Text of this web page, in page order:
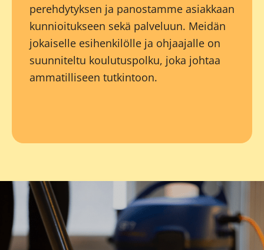
perehdytyksen ja panostamme asiakkaan
kunnioitukseen sekä palveluun. Meidän
jokaiselle esihenkilölle ja ohjaajalle on
suunniteltu koulutuspolku, joka johtaa
ammatilliseen tutkintoon.